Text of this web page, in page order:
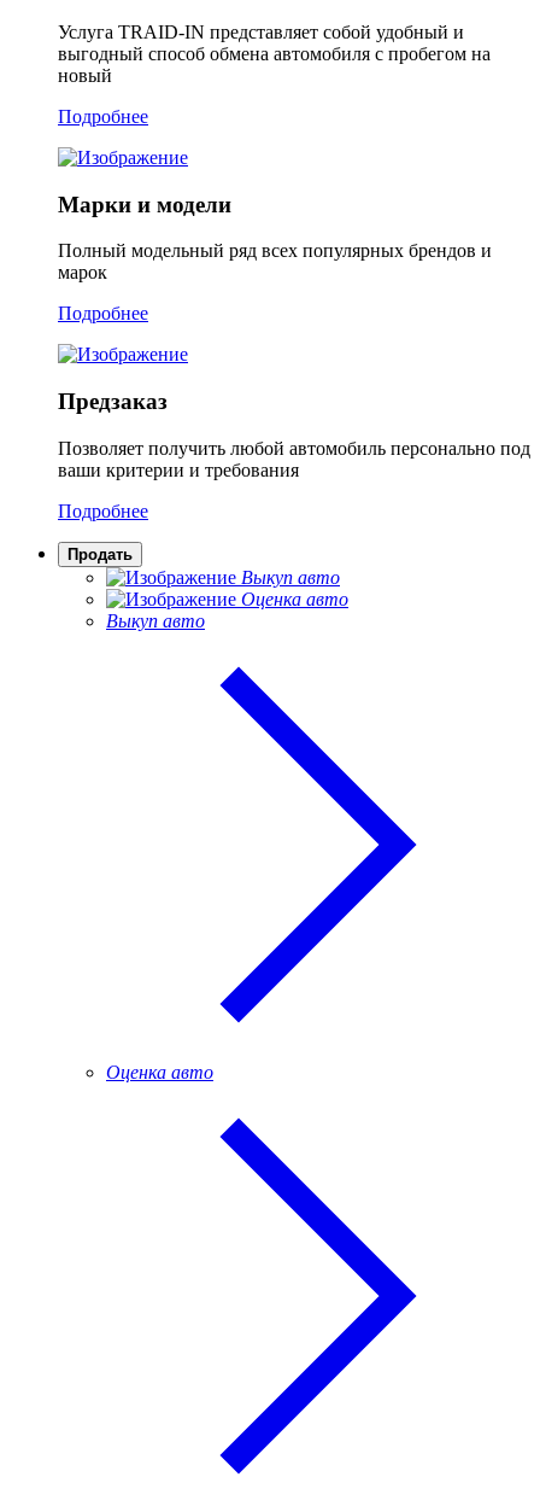
Услуга TRAID-IN представляет собой удобный и
выгодный способ обмена автомобиля с пробегом на
новый
Подробнее
Марки и модели
Полный модельный ряд всех популярных брендов и
марок
Подробнее
Предзаказ
Позволяет получить любой автомобиль персонально под
ваши критерии и требования
Подробнее
Продать
Выкуп авто
Оценка авто
Выкуп авто
Оценка авто